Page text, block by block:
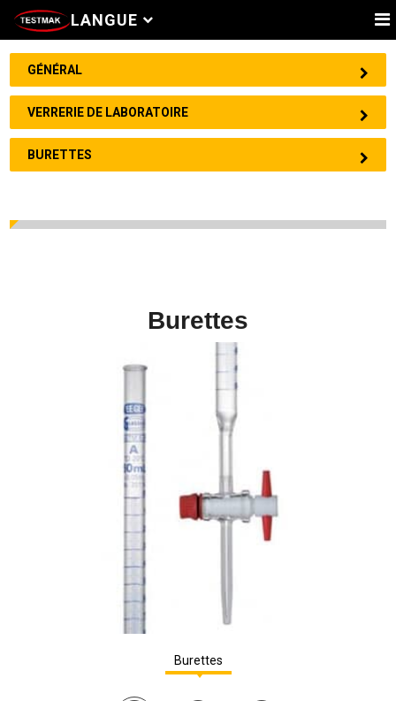
LANGUE
GÉNÉRAL
VERRERIE DE LABORATOIRE
BURETTES
Burettes
Burettes